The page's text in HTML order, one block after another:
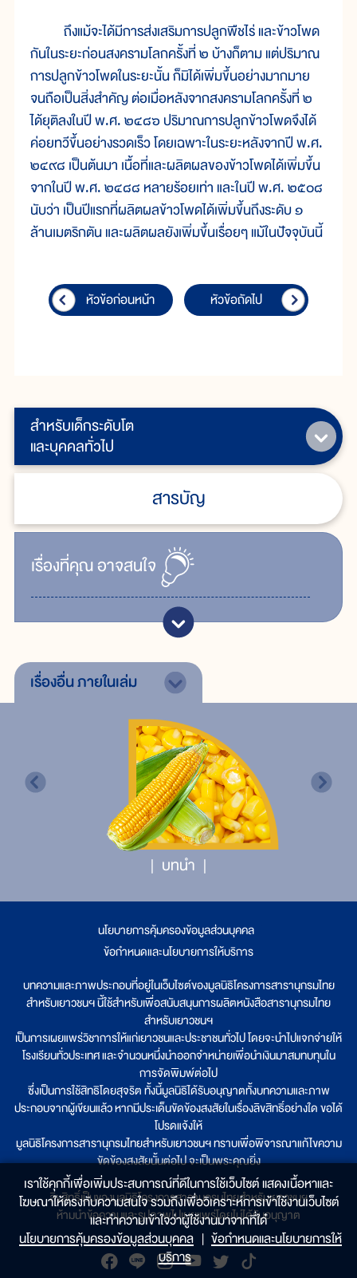
สำหรับเด็กระดับโต
และบุคคลทั่วไป
สารบัญ
เรื่ิองที่คุณอาจสนใจ
ถึงแม้จะได้มีการส่งเสริมการปลูกพืชไร่ และข้าวโพด
กันในระยะก่อนสงครามโลกครั้งที่ ๒ บ้างก็ตาม แต่ปริมาณ
การปลูกข้าวโพดในระยะนั้น ก็มิได้เพิ่มขึ้นอย่างมากมาย
จนถือเป็นสิ่งสำคัญ ต่อเมื่อหลังจากสงครามโลกครั้งที่ ๒
ได้ยุติลงในปี พ.ศ. ๒๔๘๖ ปริมาณการปลูกข้าวโพดจึงได้
ค่อยทวีขึ้นอย่างรวดเร็ว โดยเฉพาะในระยะหลังจากปี พ.ศ.
๒๔๙๘ เป็นต้นมา เนื้อที่และผลิตผลของข้าวโพดได้เพิ่มขึ้น
จากในปี พ.ศ. ๒๔๘๘ หลายร้อยเท่า และในปี พ.ศ. ๒๕๐๘
นับว่า เป็นปีแรกที่ผลิตผลข้าวโพดได้เพิ่มขึ้นถึงระดับ ๑
ล้านเมตริกตัน และผลิตผลยังเพิ่มขึ้นเรื่อยๆ แม้ในปัจจุบันนี้
หัวข้อก่อนหน้า หัวข้อถัดไป
เรื่องอื่นภายในเล่ม
บทนำ
นโยบายการคุ้มครองข้อมูลส่วนบุคคล
ข้อกำหนดและนโยบายการให้บริการ
บทความและภาพประกอบที่อยู่ในเว็บไซต์ของมูลนิธิโครงการสารานุกรมไทย
สำหรับเยาวชนฯ นี้ใช้สำหรับเพื่อสนับสนุนการผลิตหนังสือสารานุกรมไทย
สำหรับเยาวชนฯ
เป็นการเผยแพร่วิชาการให้แก่เยาวชนและประชาชนทั่วไป โดยจะนำไปแจกจ่ายให้
โรงเรียนทั่วประเทศ และจำนวนหนึ่งนำออกจำหน่ายเพื่อนำเงินมาสมทบทุนใน
การจัดพิมพ์ต่อไป
ซึ่งเป็นการใช้สิทธิโดยสุจริต ทั้งนี้มูลนิธิได้รับอนุญาตทั้งบทความและภาพ
ประกอบจากผู้เขียนแล้ว หากมีประเด็นขัดข้องสงสัยในเรื่องลิขสิทธิ์อย่างใด ขอได้
โปรดแจ้งให้
มูลนิธิโครงการสารานุกรมไทยสำหรับเยาวชนฯ ทราบเพื่อพิจารณาแก้ไขความ
ขัดข้องสงสัยนั้นต่อไป จะเป็นพระคุณยิ่ง
ลิขสิทธิ์เป็นของมูลนิธิโครงการสารานุกรมไทยสำหรับเยาวชนฯ
ห้ามนำข้อความและรูปภาพไปเผยแพร่โดยไม่ได้รับอนุญาต
เราใช้คุกกี้เพื่อเพิ่มประสบการณ์ที่ดีในการใช้เว็บไซต์ แสดงเนื้อหาและ
โฆษณาให้ตรงกับความสนใจ รวมถึงเพื่อวิเคราะห์การเข้าใช้งานเว็บไซต์
และทำความเข้าใจว่าผู้ใช้งานมาจากที่ใด๋
นโยบายการคุ้มครองข้อมูลส่วนบุคคล | ข้อกำหนดและนโยบายการให้
บริการ